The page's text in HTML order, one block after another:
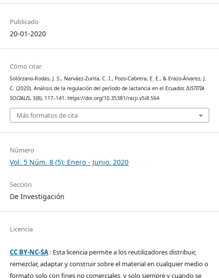
Publicado
20-01-2020
Cómo citar
Solórzano-Rodas, J. S., Narváez-Zurita, C. I., Pozo-Cabrera, E. E., & Erazo-Álvarez, J.
C. (2020). Análisis de la regulación del período de lactancia en el Ecuador. IUSTITIA
SOCIALIS, 5(8), 117–141. https://doi.org/10.35381/racji.v5i8.564
Más formatos de cita
Número
Vol. 5 Núm. 8 (5): Enero - Junio. 2020
Sección
De Investigación
Licencia
CC BY-NC-SA: Esta licencia permite a los reutilizadores distribuir,
remezclar, adaptar y construir sobre el material en cualquier medio o
formato solo con fines no comerciales, y solo siempre y cuando se